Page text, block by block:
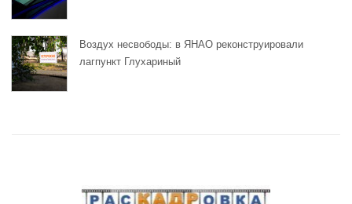
Воздух несвободы: в ЯНАО реконструировали
лагпункт Глухариный